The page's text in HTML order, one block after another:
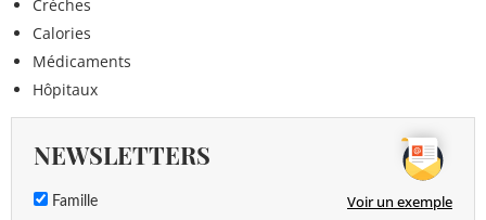
Crèches
Calories
Médicaments
Hôpitaux
NEWSLETTERS
Famille Voir un exemple